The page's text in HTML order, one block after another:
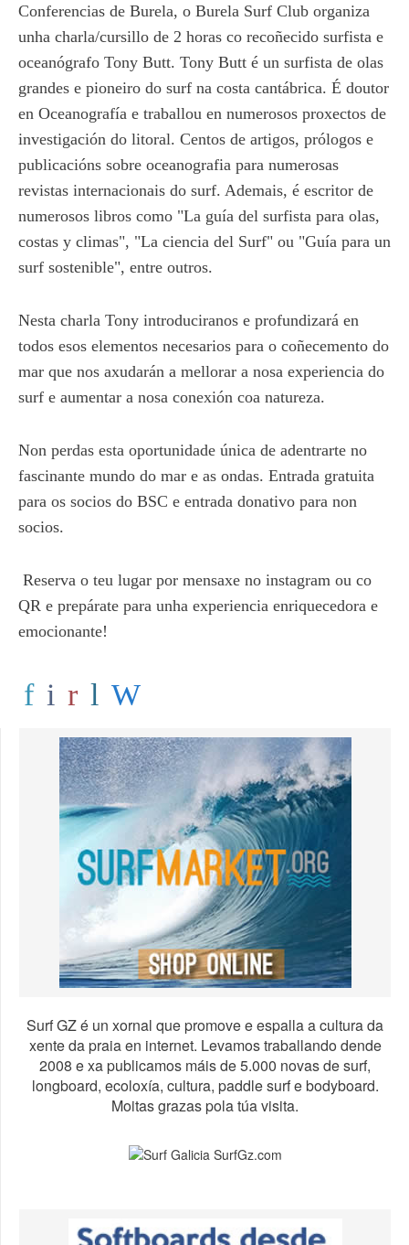
Conferencias de Burela, o Burela Surf Club organiza
unha charla/cursillo de 2 horas co recoñecido surfista e
oceanógrafo Tony Butt. Tony Butt é un surfista de olas
grandes e pioneiro do surf na costa cantábrica. É doutor
en Oceanografía e traballou en numerosos proxectos de
investigación do litoral. Centos de artigos, prólogos e
publicacións sobre oceanografia para numerosas
revistas internacionais do surf. Ademais, é escritor de
numerosos libros como "La guía del surfista para olas,
costas y climas", "La ciencia del Surf" ou "Guía para un
surf sostenible", entre outros.
Nesta charla Tony introduciranos e profundizará en
todos esos elementos necesarios para o coñecemento do
mar que nos axudarán a mellorar a nosa experiencia do
surf e aumentar a nosa conexión coa natureza.
Non perdas esta oportunidade única de adentrarte no
fascinante mundo do mar e as ondas. Entrada gratuita
para os socios do BSC e entrada donativo para non
socios.
Reserva o teu lugar por mensaxe no instagram ou co
QR e prepárate para unha experiencia enriquecedora e
emocionante!
Surf GZ é un xornal que promove e espalla a cultura da
xente da praia en internet. Levamos traballando dende
2008 e xa publicamos máis de 5.000 novas de surf,
longboard, ecoloxía, cultura, paddle surf e bodyboard.
Moitas grazas pola túa visita.